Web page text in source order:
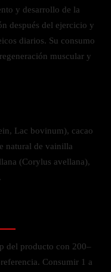
y desarrollo de la
después del ejercicio y
diarios. Su consumo
muscular y
Lac bovinum), cacao
natural de vainilla
(Corylus avellana),
del producto con 200–
Consumir 1 a